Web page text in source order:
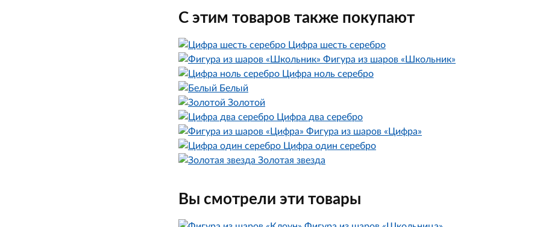
С этим товаров также покупают
Цифра шесть серебро
Фигура из шаров «Школьник»
Цифра ноль серебро
Белый
Золотой
Цифра два серебро
Фигура из шаров «Цифра»
Цифра один серебро
Золотая звезда
Вы смотрели эти товары